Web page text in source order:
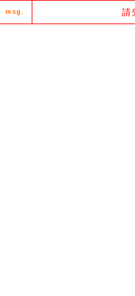
msg. 請